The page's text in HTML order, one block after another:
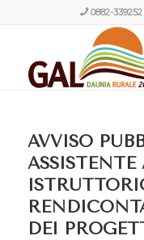
0882-339252
AVVISO
ASSISTENTE
DEI